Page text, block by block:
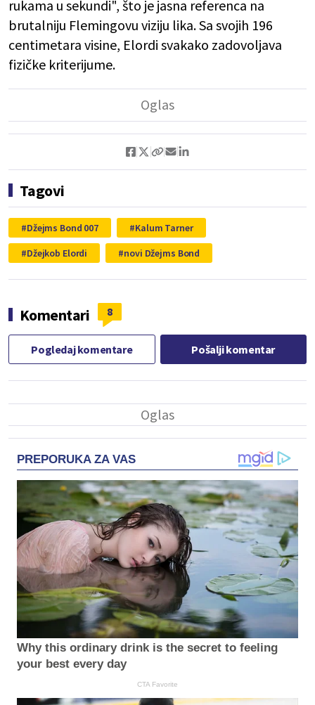
rukama u sekundi", što je jasna referenca na
brutalniju Flemingovu viziju lika. Sa svojih 196
centimetara visine, Elordi svakako zadovoljava
fizičke kriterijume.
Tagovi
Džejms Bond 007
Kalum Tarner
Džejkob Elordi
novi Džejms Bond
Komentari 8
Pogledaj komentare Pošalji komentar
PREPORUKA ZA VAS
Why this ordinary drink is the secret to feeling
your best every day
CTA Favorite